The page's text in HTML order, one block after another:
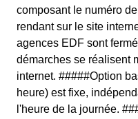
composant le numéro
rendant sur le site
agences EDF sont
démarches se réalisent
internet. #####Option
heure) est fixe,
l'heure de la journée.